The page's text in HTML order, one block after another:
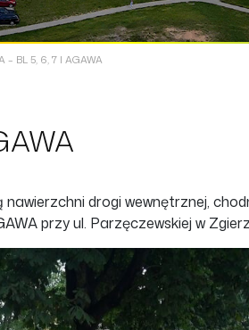
– BL 5, 6, 7 I AGAWA
drogi wewnętrznej,
przy ul. Parzęczewskiej w